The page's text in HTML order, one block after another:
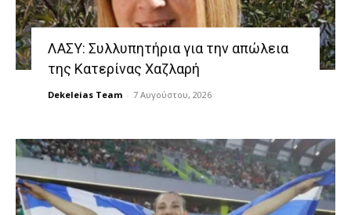
ΛΑΣΥ: Συλλυπητήρια για την απώλεια
της Κατερίνας Χαζλαρή
Dekeleias Team - 7 Αυγούστου, 2026